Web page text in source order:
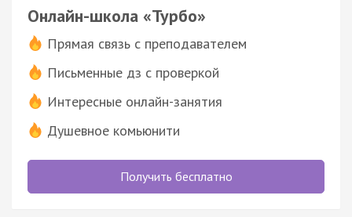
Онлайн-школа «Турбо»
Прямая связь с преподавателем
Письменные дз с проверкой
Интересные онлайн-занятия
Душевное комьюнити
Получить бесплатно